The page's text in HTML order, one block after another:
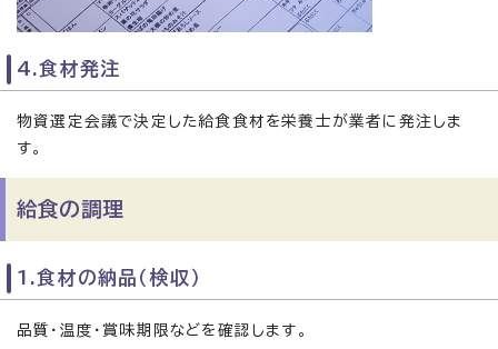
4.食材発注
物資選定会議で決定した給食食材を栄養士が業者に発注しま
す。
給食の調理
1.食材の納品（検収）
品質・温度・賞味期限などを確認します。